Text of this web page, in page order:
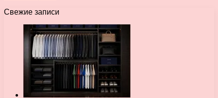
Свежие записи